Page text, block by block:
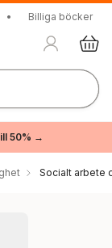
• Billiga böcker
50% →
Socialt arbete